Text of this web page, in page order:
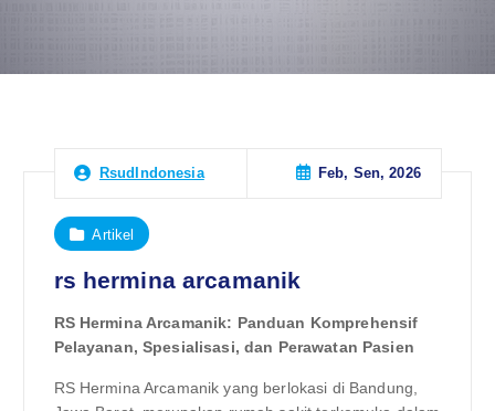
RsudIndonesia Feb, Sen, 2026
Artikel
rs hermina arcamanik
RS Hermina Arcamanik: Panduan Komprehensif
Pelayanan, Spesialisasi, dan Perawatan Pasien
RS Hermina Arcamanik yang berlokasi di Bandung,